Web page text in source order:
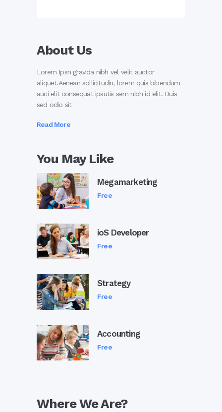
About Us
Lorem Ipsn gravida nibh vel velit auctor
aliquet.Aenean sollicitudin, lorem quis bibendum
auci elit consequat ipsutis sem nibh id elit. Duis
sed odio sit
Read More
You May Like
Megamarketing
Free
ioS Developer
Free
Strategy
Free
Accounting
Free
Where We Are?